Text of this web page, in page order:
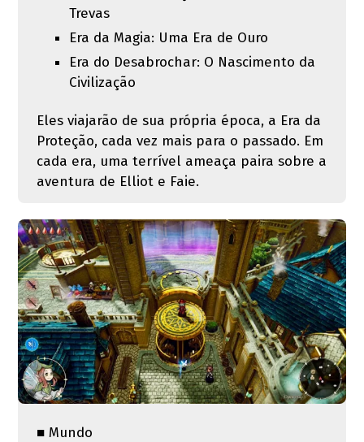
Trevas
Era da Magia: Uma Era de Ouro
Era do Desabrochar: O Nascimento da
Civilização
Eles viajarão de sua própria época, a Era da
Proteção, cada vez mais para o passado. Em
cada era, uma terrível ameaça paira sobre a
aventura de Elliot e Faie.
■ Mundo